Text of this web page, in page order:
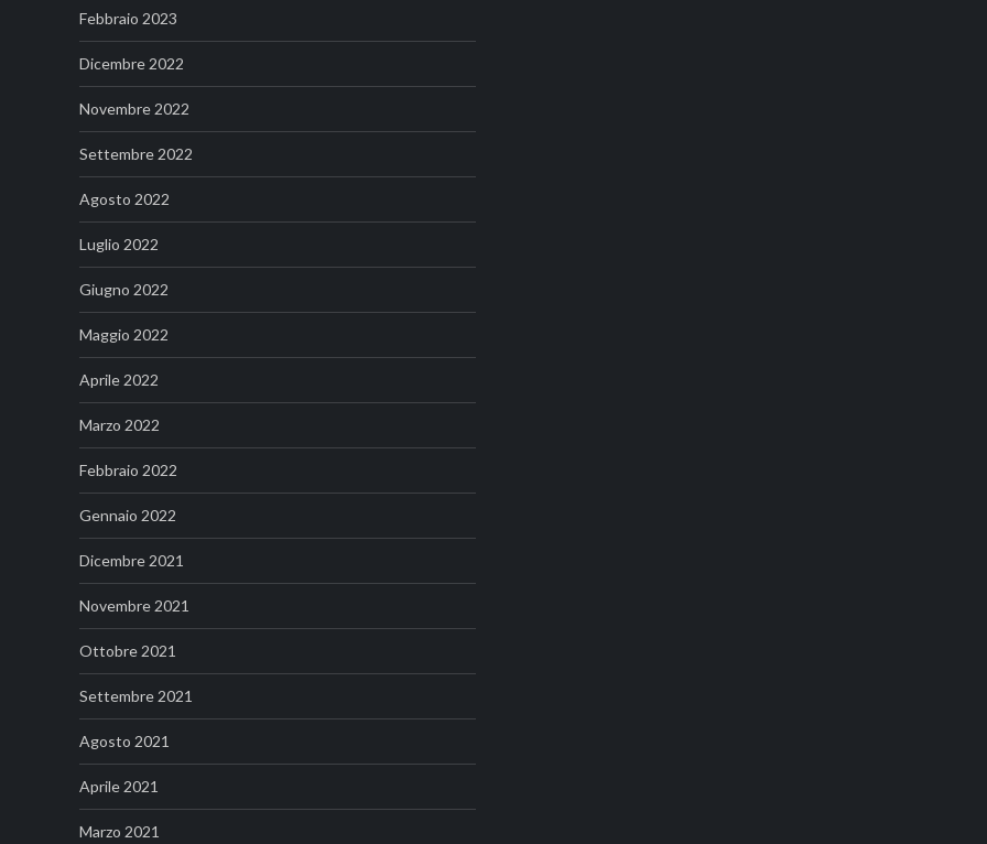
Febbraio 2023
Dicembre 2022
Novembre 2022
Settembre 2022
Agosto 2022
Luglio 2022
Giugno 2022
Maggio 2022
Aprile 2022
Marzo 2022
Febbraio 2022
Gennaio 2022
Dicembre 2021
Novembre 2021
Ottobre 2021
Settembre 2021
Agosto 2021
Aprile 2021
Marzo 2021